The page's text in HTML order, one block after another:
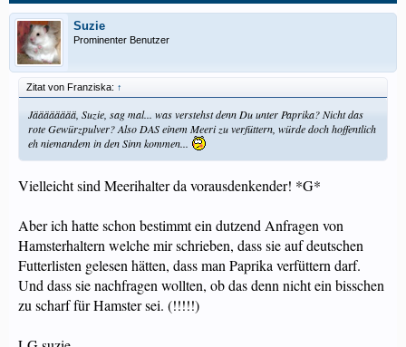
Suzie
Prominenter Benutzer
Zitat von Franziska: ↑
Jääääääää, Suzie, sag mal... was verstehst denn Du unter Paprika? Nicht das
rote Gewürzpulver? Also DAS einem Meeri zu verfüttern, würde doch hoffentlich
eh niemandem in den Sinn kommen...
Vielleicht sind Meerihalter da vorausdenkender! *G*
Aber ich hatte schon bestimmt ein dutzend Anfragen von
Hamsterhaltern welche mir schrieben, dass sie auf deutschen
Futterlisten gelesen hätten, dass man Paprika verfüttern darf.
Und dass sie nachfragen wollten, ob das denn nicht ein bisschen
zu scharf für Hamster sei. (!!!!!)